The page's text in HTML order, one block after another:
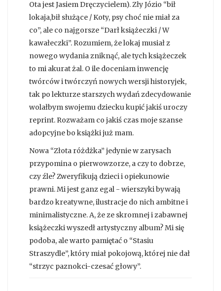
Ota jest Jasiem Dręczycielem). Zły Józio “bił
lokaja,bił służące / Koty, psy choć nie miał za
co”, ale co najgorsze “Darł książeczki / W
kawałeczki”. Rozumiem, że lokaj musiał z
nowego wydania zniknąć, ale tych książeczek
to mi akurat żal. O ile doceniam inwencję
twórców i twórczyń nowych wersji historyjek,
tak po lekturze starszych wydań zdecydowanie
wolałbym swojemu dziecku kupić jakiś uroczy
reprint. Rozważam co jakiś czas moje szanse
adopcyjne bo książki już mam.
Nowa “Złota różdżka” jedynie w zarysach
przypomina o pierwowzorze, a czy to dobrze,
czy źle? Zweryfikują dzieci i opiekunowie
prawni. Mi jest ganz egal - wierszyki bywają
bardzo kreatywne, ilustracje do nich ambitne i
minimalistyczne. A, że ze skromnej i zabawnej
książeczki wyszedł artystyczny album? Mi się
podoba, ale warto pamiętać o “Stasiu
Straszydle”, który miał pokojową, której nie dał
“strzyc paznokci-czesać głowy”.